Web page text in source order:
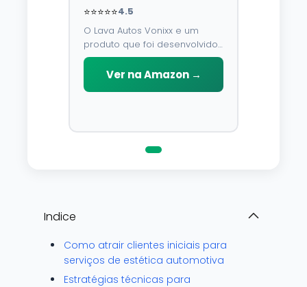
⭐⭐⭐⭐⭐4.5
O Lava Autos Vonixx e um
produto que foi desenvolvido
para limpar, proteger e
conservar a lataria do veiculo.
Por possuir pH neutro, pode
Ver na Amazon →
Indice
Como atrair clientes iniciais para
serviços de estética automotiva
Estratégias técnicas para